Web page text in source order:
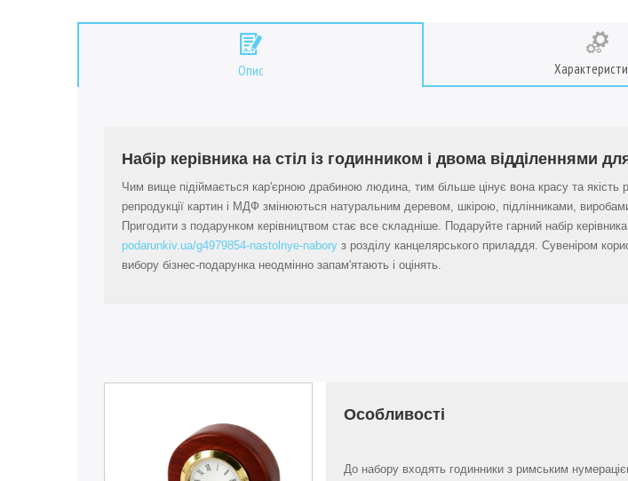
Опис
Набір керівника на стіл із годинником і двома відділеннями
Чим вище підіймається кар'єрною драбиною людина, тим більше цінує вона красу та якість
репродукції картин і МДФ змінюються натуральним деревом, шкірою, підлінниками,
Пригодити з подарунком керівництвом стає все складніше. Подаруйте гарний набір керівника
podarunkiv.ua/g4979854-nastolnye-nabory з розділу канцелярського приладдя. Сувеніром
вибору бізнес-подарунка неодмінно запам'ятають і оцінять.
Особливості
До набору входять годинники з римським